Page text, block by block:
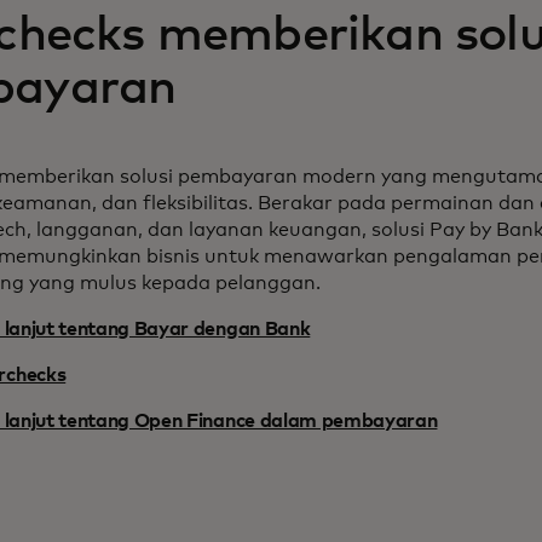
memberikan
solusi pembayaran modern yang
dan fleksibilitas. Berakar pada permainan dan
langganan, dan layanan keuangan, solusi Pay by
bisnis untuk menawarkan pengalaman
yang mulus kepada pelanggan.
lanjut tentang Bayar dengan Bank
lanjut tentang Open Finance dalam pembayaran